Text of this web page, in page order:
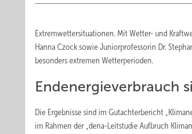
Extremwettersituationen. Mit Wetter- und
Hanna Czock sowie Juniorprofessorin Dr.
besonders extremen Wetterperioden.
Endenergieverbrauch
Die Ergebnisse sind im Gutachterbericht
im Rahmen der „dena-Leitstudie Aufbruch